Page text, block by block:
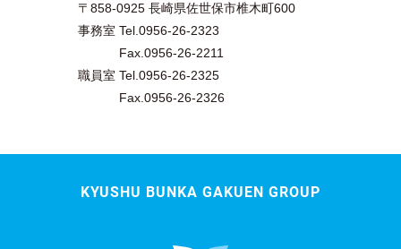
〒858-0925 長崎県佐世保市椎木町600
事務室 Tel.0956-26-2323
Fax.0956-26-2211
職員室 Tel.0956-26-2325
Fax.0956-26-2326
KYUSHU BUNKA GAKUEN GROUP